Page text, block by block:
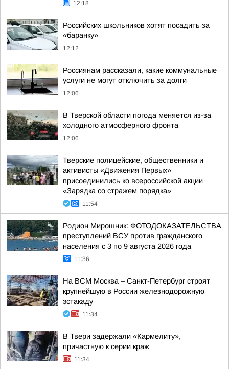
12:18
Российских школьников хотят посадить за
«баранку»
12:12
Россиянам рассказали, какие коммунальные
услуги не могут отключить за долги
12:06
В Тверской области погода меняется из-за
холодного атмосферного фронта
12:06
Тверские полицейские, общественники и
активисты «Движения Первых»
присоединились ко всероссийской акции
«Зарядка со стражем порядка»
11:54
Родион Мирошник: ФОТОДОКАЗАТЕЛЬСТВА
преступлений ВСУ против гражданского
населения с 3 по 9 августа 2026 года
11:36
На ВСМ Москва – Санкт-Петербург строят
крупнейшую в России железнодорожную
эстакаду
11:34
В Твери задержали «Кармелиту»,
причастную к серии краж
11:34